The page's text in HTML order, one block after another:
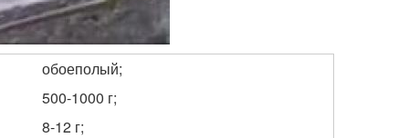
обоеполый;
500-1000 г;
8-12 г;